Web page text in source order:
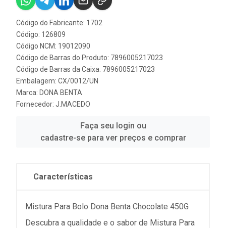
Código do Fabricante: 1702
Código: 126809
Código NCM: 19012090
Código de Barras do Produto: 7896005217023
Código de Barras da Caixa: 7896005217023
Embalagem: CX/0012/UN
Marca: DONA BENTA
Fornecedor: J.MACEDO
Faça seu login ou
cadastre-se para ver preços e comprar
Características
Mistura Para Bolo Dona Benta Chocolate 450G
Descubra a qualidade e o sabor de Mistura Para